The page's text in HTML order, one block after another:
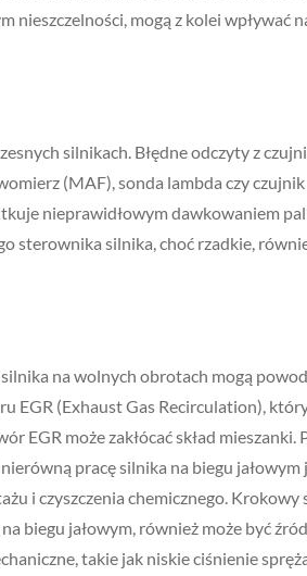
nieszczelności, mogą z kolei wpływać
silnikach. Błędne odczyty z
(MAF), sonda lambda czy
nieprawidłowym dawkowaniem
sterownika silnika, choć rzadkie,
na wolnych obrotach mogą
EGR (Exhaust Gas Recirculation),
EGR może zakłócać skład mieszanki.
pracę silnika na biegu jałowym
i czyszczenia chemicznego. Krokowy
biegu jałowym, również może być
takie jak niskie ciśnienie